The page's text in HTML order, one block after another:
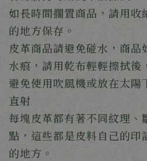
如長時間擱置商品，請用收
的地方保存。
皮革商品請避免碰水，商
水痕，請用乾布輕輕擦拭後
避免使用吹風機或放在太陽
直射
每塊皮革都有著不同紋理、
點，這些都是皮料自己的印
的地方。